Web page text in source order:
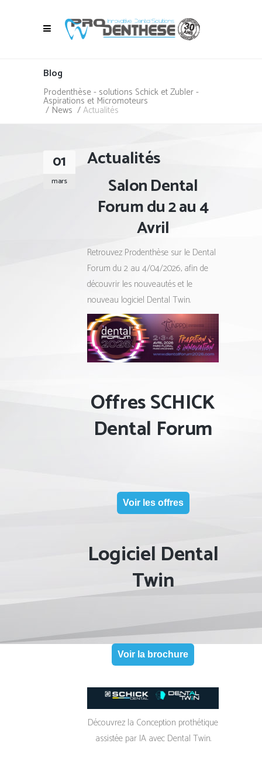
Blog
Prodenthèse - solutions Schick et Zubler -
Aspirations et Micromoteurs
/ News /Actualités
01
mars
Actualités
Salon Dental
Forum du 2 au 4
Avril
Retrouvez Prodenthèse sur le Dental
Forum du 2 au 4/04/2026, afin de
découvrir les nouveautés et le
nouveau logiciel Dental Twin.
Offres SCHICK
Dental Forum
Voir les offres
Logiciel Dental
Twin
Voir la brochure
Découvrez la Conception prothétique
assistée par IA avec Dental Twin.